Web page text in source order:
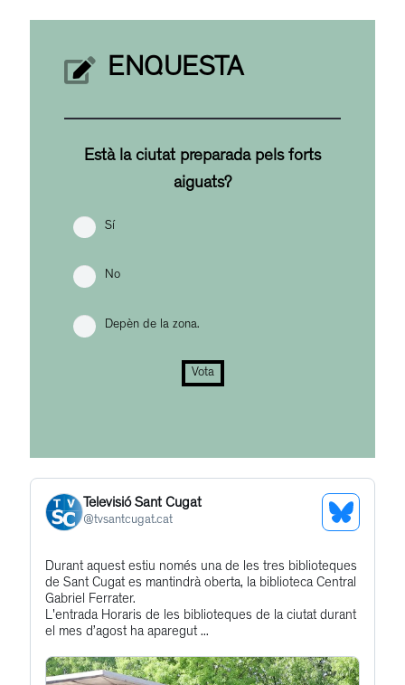
ENQUESTA
Està la ciutat preparada pels forts
aiguats?
Sí
No
Depèn de la zona.
Vota
Televisió Sant Cugat
@tvsantcugat.cat
See
Profile
Get
to
this
Durant aquest estiu només una de les tres biblioteques
de Sant Cugat es mantindrà oberta, la biblioteca Central
Gabriel Ferrater.
L'entrada Horaris de les biblioteques de la ciutat durant
el mes d’agost ha aparegut ...